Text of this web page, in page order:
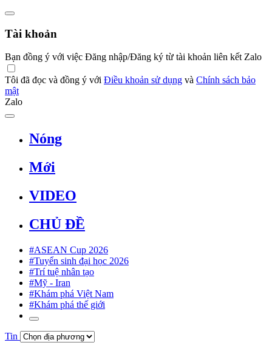
Tài khoản
Bạn đồng ý với việc Đăng nhập/Đăng ký từ tài khoản liên kết Zalo
Tôi đã đọc và đồng ý với Điều khoản sử dụng và Chính sách bảo
mật
Zalo
Nóng
Mới
VIDEO
CHỦ ĐỀ
#ASEAN Cup 2026
#Tuyển sinh đại học 2026
#Trí tuệ nhân tạo
#Mỹ - Iran
#Khám phá Việt Nam
#Khám phá thế giới
Tin